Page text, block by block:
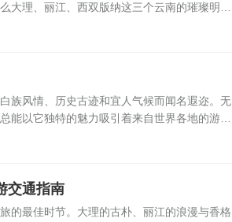
大理、丽江、西双版纳这三个云南的璀璨明珠
文化底蕴和迷人的民族风情，定能为您的旅途
族风情、历史古迹和宜人气候而闻名遐迩。无
能以它独特的魅力吸引着来自世界各地的游
不相同。本文将基于气候、旅游人潮、节庆活
交通指南
的最佳时节。大理的古朴、丽江的浪漫与香格